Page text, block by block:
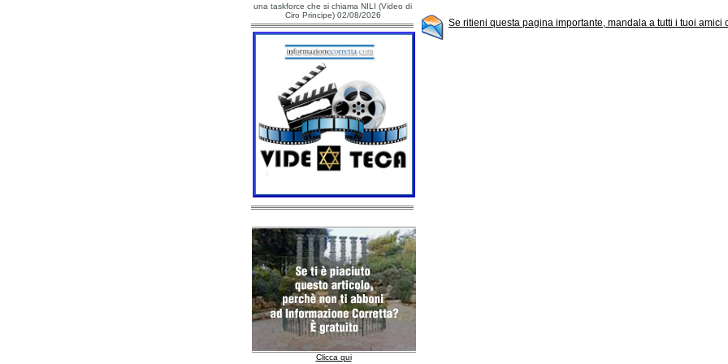
una taskforce che si chiama NILI (Video di
Ciro Principe) 02/08/2026
Clicca qui
Se ritieni questa pagina importante, mandala a tutti i tuoi amici